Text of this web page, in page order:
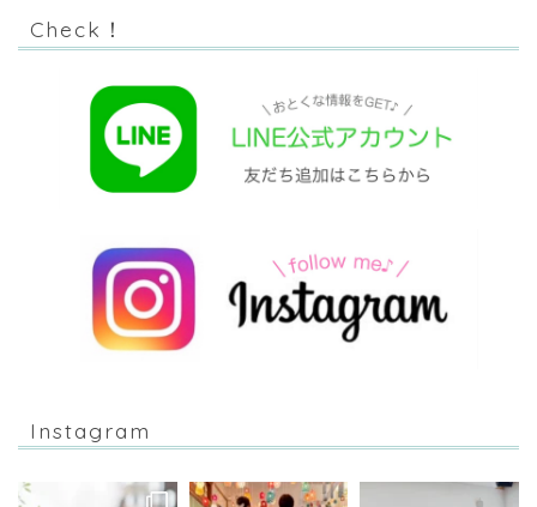
Check！
Instagram